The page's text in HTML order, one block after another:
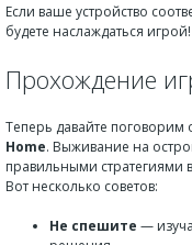
Если ваше устройство
будете наслаждаться игрой!
Прохождение
Теперь давайте поговорим
Home. Выживание на
правильными стратегиями
Вот несколько советов:
Не спешите —